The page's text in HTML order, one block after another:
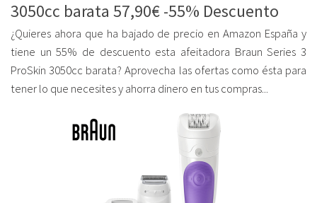
3050cc barata 57,90€ -55% Descuento
¿Quieres ahora que ha bajado de precio en Amazon España y
tiene un 55% de descuento esta afeitadora Braun Series 3
ProSkin 3050cc barata? Aprovecha las ofertas como ésta para
tener lo que necesites y ahorra dinero en tus compras...